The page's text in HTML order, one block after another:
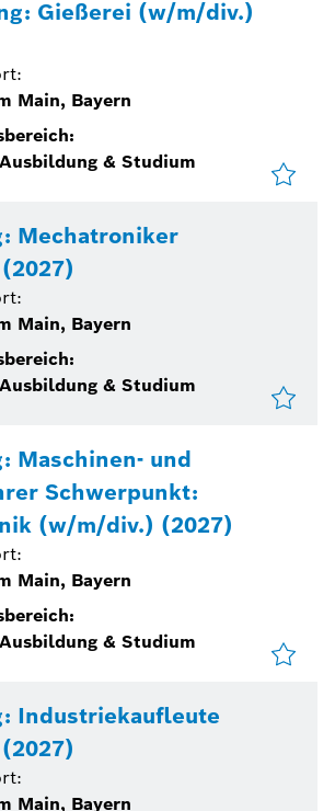
Gießerei (w/m/div.)
Main, Bayern
& Studium
Mechatroniker
Main, Bayern
& Studium
Maschinen- und
Schwerpunkt:
(w/m/div.) (2027)
Main, Bayern
& Studium
Industriekaufleute
Main, Bayern